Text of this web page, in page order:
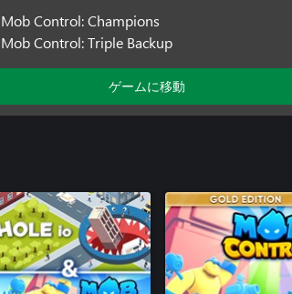
Mob Control: Champions
Mob Control: Triple Backup
ゲームに移動